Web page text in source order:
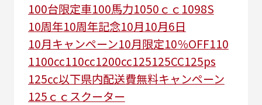
100台限定車100馬力1050ｃｃ 1098S
10周年10周年記念10月10月6日
10月キャンペーン10月限定10％OFF110
1100cc110cc1200cc125125CC125ps
125㏄以下県内配送費無料キャンペーン
125ｃｃスクーター